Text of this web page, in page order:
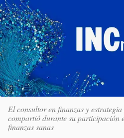
o
logo
El consultor en finanzas y
compartió durante su participación
finanzas sanas